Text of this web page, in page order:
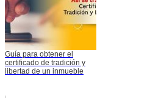
Guía para obtener el
certificado de tradición y
libertad de un inmueble